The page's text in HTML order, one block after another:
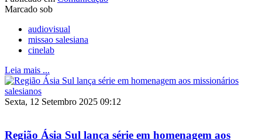
Marcado sob
audiovisual
missao salesiana
cinelab
Leia mais ...
Sexta, 12 Setembro 2025 09:12
Região Ásia Sul lança série em homenagem aos